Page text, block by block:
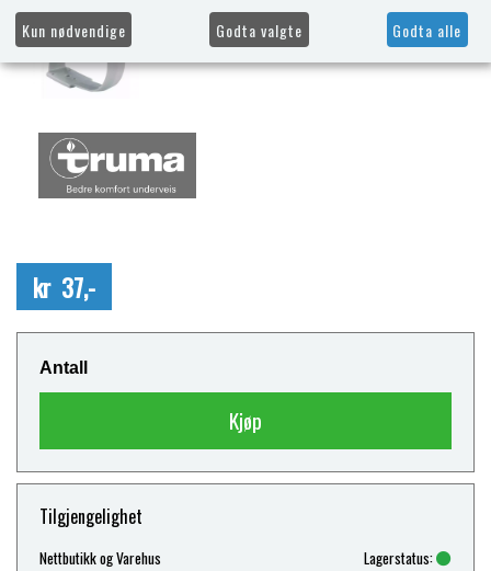
kr 37,-
Antall
Kjøp
Tilgjengelighet
Nettbutikk og Varehus Lagerstatus:
Kun nødvendige Godta valgte Godta alle